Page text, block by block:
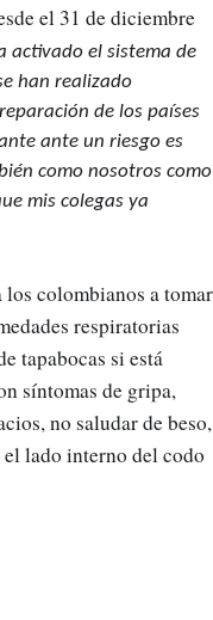
el 31 de diciembre
activado el sistema de
han realizado
de los países
ante un riesgo es
como nosotros como
mis colegas ya
colombianos a tomar
respiratorias
tapabocas si está
síntomas de gripa,
no saludar de beso,
lado interno del codo